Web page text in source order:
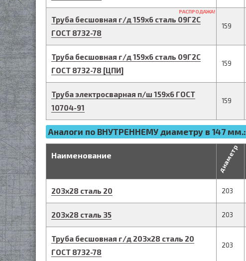
РАСПРОДАЖА!
Труба бесшовная г/д159х6 сталь 09Г2С
ГОСТ 8732-78
159
Труба бесшовная г/д159х6 сталь 09Г2С
ГОСТ 8732-78 [ЦПИ]
159
Труба электросварная п/ш 159х6 ГОСТ
10704-91
159
Аналоги по ВНУТРЕННЕМУ диаметру в 147 мм.:
Наименование диаметр
203х28 сталь 20 203
203х28 сталь 35 203
Труба бесшовная г/д 203х28 сталь 20
ГОСТ 8732-78
203